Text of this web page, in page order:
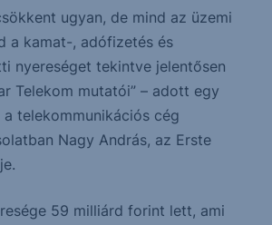
ugyan, de mind az üzemi
a kamat-, adófizetés és
nyereséget tekintve jelentősen
Telekom mutatói” – adott egy
telekommunikációs cég
Nagy András, az Erste
59 milliárd forint lett, ami